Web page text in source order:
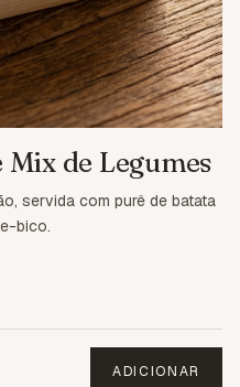
de Legumes
servida com purê de batata
bico.
ADICIONAR